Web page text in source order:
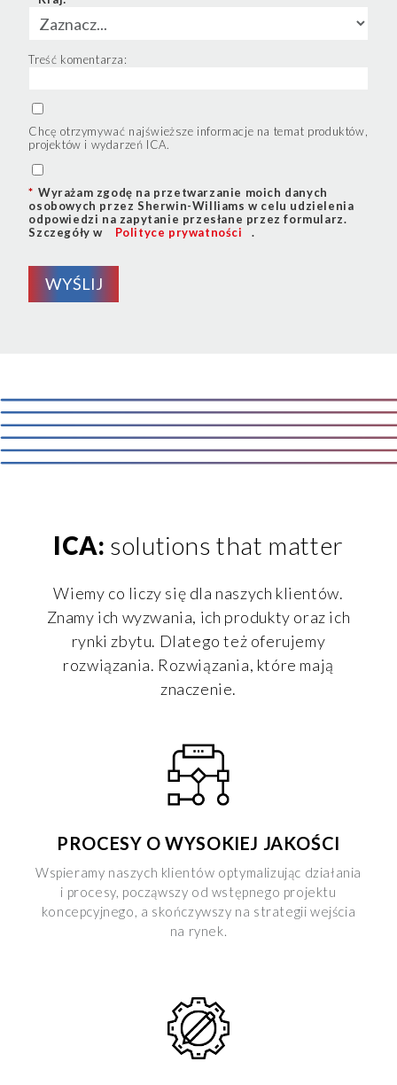
Treść komentarza:
Chcę otrzymywać najświeższe informacje na temat produktów,
projektów i wydarzeń ICA.
* Wyrażam zgodę na przetwarzanie moich danych
osobowych przez Sherwin-Williams w celu udzielenia
odpowiedzi na zapytanie przesłane przez formularz.
Szczegóły w
Polityce prywatności .
WYŚLIJ
ICA: solutions that matter
Wiemy co liczy się dla naszych klientów.
Znamy ich wyzwania, ich produkty oraz ich
rynki zbytu. Dlatego też oferujemy
rozwiązania. Rozwiązania, które mają
znaczenie.
PROCESY O WYSOKIEJ JAKOŚCI
Wspieramy naszych klientów optymalizując działania
i procesy, począwszy od wstępnego projektu
koncepcyjnego, a skończywszy na strategii wejścia
na rynek.